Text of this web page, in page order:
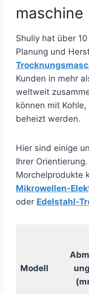
maschine
Shuliy hat über
Planung und
Kunden in mehr
weltweit
können mit
beheizt werden.
Hier sind einige
Ihrer
Morchelprodukte
Mikrowellen-
oder Edelstahl-
Modell